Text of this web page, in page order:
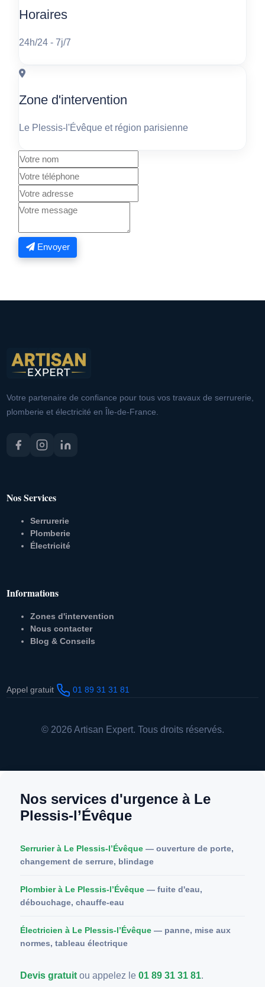
Horaires
24h/24 - 7j/7
Zone d'intervention
Le Plessis-l'Évêque et région parisienne
Envoyer
Votre partenaire de confiance pour tous vos travaux de serrurerie,
plomberie et électricité en Île-de-France.
Nos Services
Serrurerie
Plomberie
Électricité
Informations
Zones d'intervention
Nous contacter
Blog & Conseils
Appel gratuit 01 89 31 31 81
© 2026 Artisan Expert. Tous droits réservés.
Nos services d'urgence à Le
Plessis-l’Évêque
Serrurier à Le Plessis-l’Évêque — ouverture de porte,
changement de serrure, blindage
Plombier à Le Plessis-l’Évêque — fuite d'eau,
débouchage, chauffe-eau
Électricien à Le Plessis-l’Évêque — panne, mise aux
normes, tableau électrique
Devis gratuit ou appelez le 01 89 31 31 81.